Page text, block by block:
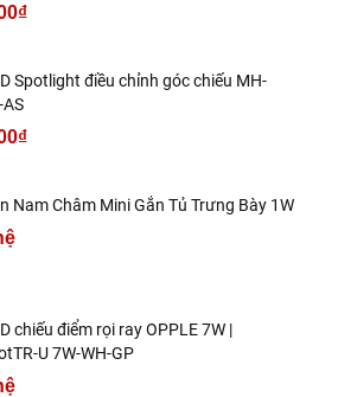
Spotlight điều chỉnh góc chiếu MH-
Nam Châm Mini Gắn Tủ Trưng Bày 1W
chiếu điểm rọi ray OPPLE 7W |
U 7W-WH-GP